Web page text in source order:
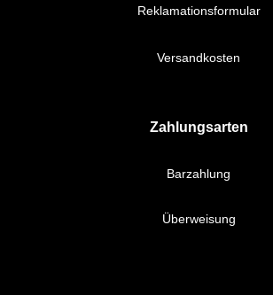
Reklamationsformular
Versandkosten
Zahlungsarten
Barzahlung
Überweisung